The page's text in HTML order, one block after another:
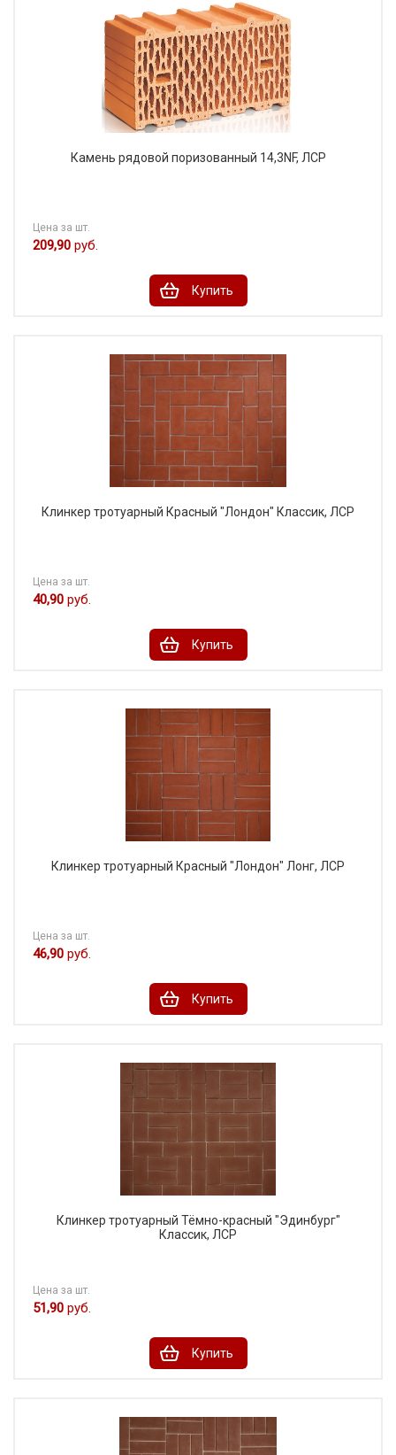
Камень рядовой поризованный 14,3NF, ЛСР
Цена за шт.
209,90 руб.
Купить
Клинкер тротуарный Красный "Лондон" Классик, ЛСР
Цена за шт.
40,90 руб.
Купить
Клинкер тротуарный Красный "Лондон" Лонг, ЛСР
Цена за шт.
46,90 руб.
Купить
Клинкер тротуарный Тёмно-красный "Эдинбург"
Классик, ЛСР
Цена за шт.
51,90 руб.
Купить